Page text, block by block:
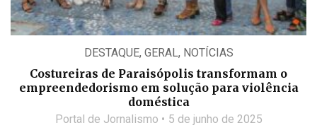
DESTAQUE, GERAL, NOTÍCIAS
Costureiras de Paraisópolis transformam o
empreendedorismo em solução para violência
doméstica
Portal de Jornalismo 5 de junho de 2025